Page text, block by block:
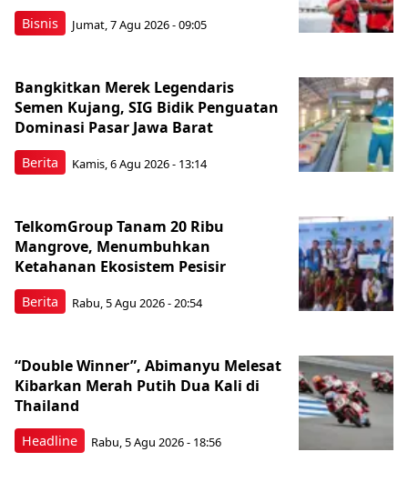
Bisnis Jumat, 7 Agu 2026 - 09:05
Berita
Bangkitkan Merek Legendaris
Semen Kujang, SIG Bidik Penguatan
Dominasi Pasar Jawa Barat
Kamis, 6 Agu 2026 - 13:14
Berita
TelkomGroup Tanam 20 Ribu
Mangrove, Menumbuhkan
Ketahanan Ekosistem Pesisir
Rabu, 5 Agu 2026 - 20:54
Headline
“Double Winner”, Abimanyu Melesat
Kibarkan Merah Putih Dua Kali di
Thailand
Rabu, 5 Agu 2026 - 18:56